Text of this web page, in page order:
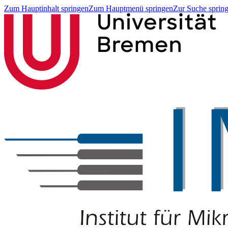
Zum Hauptinhalt springenZum Hauptmenü springenZur Suche